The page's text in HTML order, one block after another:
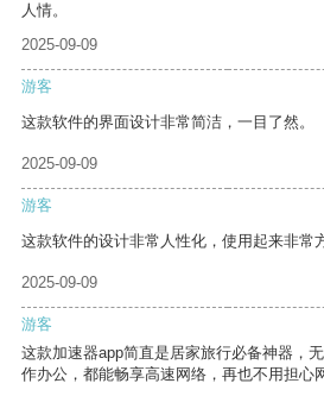
人情。
2025-09-09
游客
这款软件的界面设计非常简洁，一目了然。
2025-09-09
游客
这款软件的设计非常人性化，使用起来非常
2025-09-09
游客
这款加速器app简直是居家旅行必备神器，
作办公，都能畅享高速网络，再也不用担心